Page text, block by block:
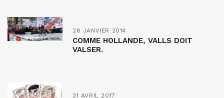
28 JANVIER 2014
COMME HOLLANDE, VALLS DOIT
VALSER.
21 AVRIL 2017